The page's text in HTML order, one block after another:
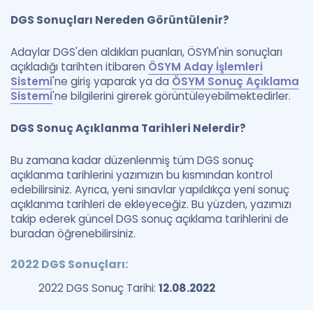
DGS Sonuçları Nereden Görüntülenir?
Adaylar DGS'den aldıkları puanları, ÖSYM'nin sonuçları
açıkladığı tarihten itibaren ÖSYM Aday İşlemleri
Sistemi'ne giriş yaparak ya da ÖSYM Sonuç Açıklama
Sistemi'ne bilgilerini girerek görüntüleyebilmektedirler.
DGS Sonuç Açıklanma Tarihleri Nelerdir?
Bu zamana kadar düzenlenmiş tüm DGS sonuç
açıklanma tarihlerini yazımızın bu kısmından kontrol
edebilirsiniz. Ayrıca, yeni sınavlar yapıldıkça yeni sonuç
açıklanma tarihleri de ekleyeceğiz. Bu yüzden, yazımızı
takip ederek güncel DGS sonuç açıklama tarihlerini de
buradan öğrenebilirsiniz.
2022 DGS Sonuçları:
2022 DGS Sonuç Tarihi: 12.08.2022